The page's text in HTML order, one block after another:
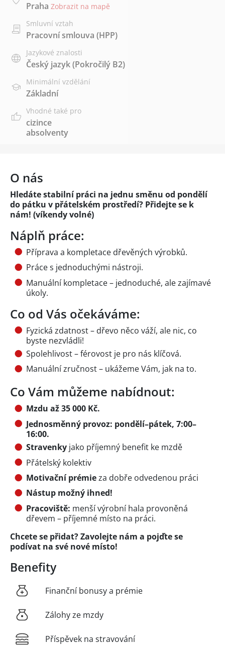
Praha Zobrazit na mapě
Smluvní vztah
Pracovní smlouva (HPP)
Jazykové znalosti
Český jazyk(Pokročilý B2)
Minimální vzdělání
Základní
Vhodné také pro
cizince
absolventy
O nás
Hledáte stabilní práci na jednu směnu od pondělí
do pátku v přátelském prostředí? Přidejte se k
nám! (víkendy volné)
Náplň práce:
Příprava a kompletace dřevěných výrobků.
Práce s jednoduchými nástroji.
Manuální kompletace – jednoduché, ale zajímavé
úkoly.
Co od Vás očekáváme:
Fyzická zdatnost – dřevo něco váží, ale nic, co
byste nezvládli!
Spolehlivost – férovost je pro nás klíčová.
Manuální zručnost – ukážeme Vám, jak na to.
Co Vám můžeme nabídnout:
Mzdu až 35 000 Kč.
Jednosměnný provoz: pondělí–pátek, 7:00–
16:00.
Stravenky jako příjemný benefit ke mzdě
Přátelský kolektiv
Motivační prémieza dobře odvedenou práci
Nástup možný ihned!
Pracoviště: menší výrobní hala provoněná
dřevem – příjemné místo na práci.
Chcete se přidat? Zavolejte nám a pojďte se
podívat na své nové místo!
Benefity
Finanční bonusy a prémie
Zálohy ze mzdy
Příspěvek na stravování